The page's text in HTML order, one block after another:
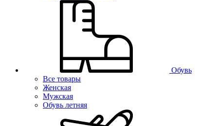
Обувь
Все товары
Женская
Мужская
Обувь летняя